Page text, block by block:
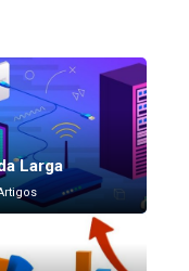
Larga